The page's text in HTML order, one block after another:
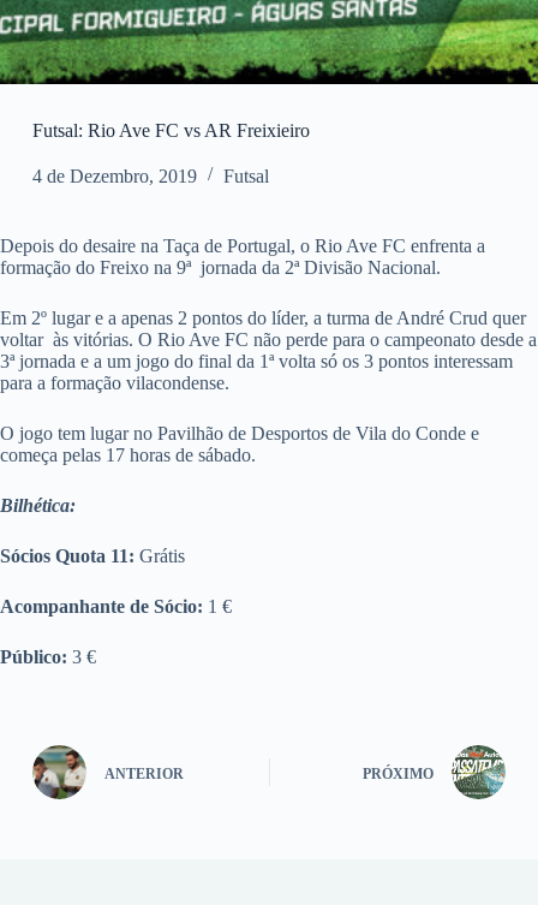
Futsal: Rio Ave FC vs AR Freixieiro
4 de Dezembro, 2019 Futsal
Depois do desaire na Taça de Portugal, o Rio Ave FC enfrenta a
formação do Freixo na 9ª jornada da 2ª Divisão Nacional.
Em 2º lugar e a apenas 2 pontos do líder, a turma de André Crud quer
voltar às vitórias. O Rio Ave FC não perde para o campeonato desde a
3ª jornada e a um jogo do final da 1ª volta só os 3 pontos interessam
para a formação vilacondense.
O jogo tem lugar no Pavilhão de Desportos de Vila do Conde e
começa pelas 17 horas de sábado.
Bilhética:
Sócios Quota 11: Grátis
Acompanhante de Sócio: 1 €
Público: 3 €
ANTERIOR PRÓXIMO